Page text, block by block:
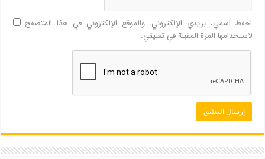
احفظ اسمي، بريدي الإلكتروني، والموقع الإلكتروني في هذا المتصفح
لاستخدامها المرة المقبلة في تعليقي.